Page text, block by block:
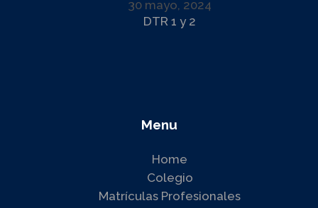
30 mayo, 2024
DTR 1 y 2
Menu
Home
Colegio
Matrículas Profesionales